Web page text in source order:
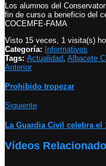
Los alumnos del
fin de curso a beneficio del
COCEMFE-FAMA
Visto 15 veces, 1 visita(s)
Categoría: Informativos
Tags: Actualidad Albacete
Anterior
Prohibido tropezar
Siguiente
La Guardia Civil celebra
Vídeos